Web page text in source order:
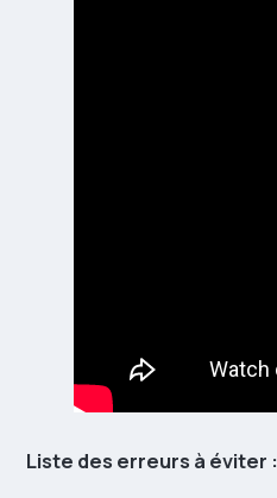
Liste des erreurs à éviter :